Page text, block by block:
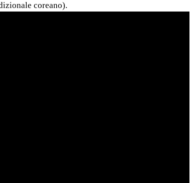
coreano).